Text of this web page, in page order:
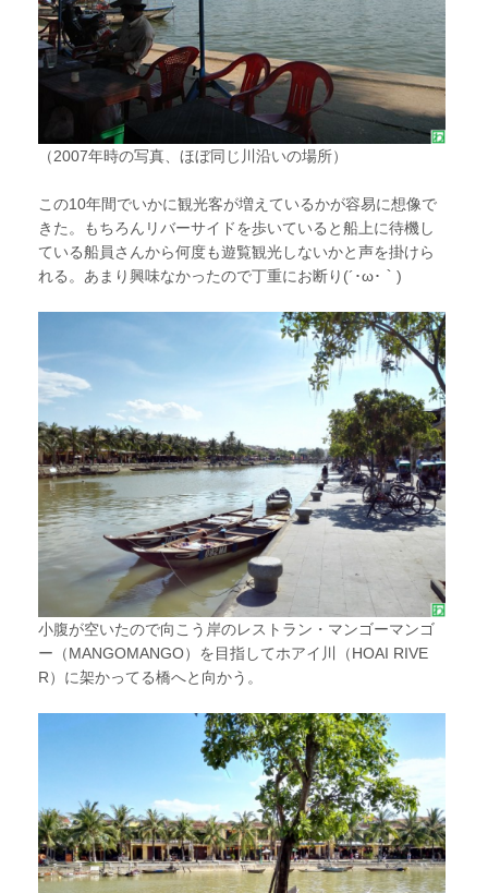
（2007年時の写真、ほぼ同じ川沿いの場所）
この10年間でいかに観光客が増えているかが容易に想像で
きた。もちろんリバーサイドを歩いていると船上に待機し
ている船員さんから何度も遊覧観光しないかと声を掛けら
れる。あまり興味なかったので丁重にお断り(´･ω･｀)
小腹が空いたので向こう岸のレストラン・マンゴーマンゴ
ー（MANGOMANGO）を目指してホアイ川（HOAI RIVE
R）に架かってる橋へと向かう。